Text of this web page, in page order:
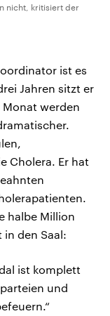
nicht, kritisiert der
ist es
Jahren sitzt er
werden
Cholera. Er hat
halbe Million
in den Saal:
ist komplett
und